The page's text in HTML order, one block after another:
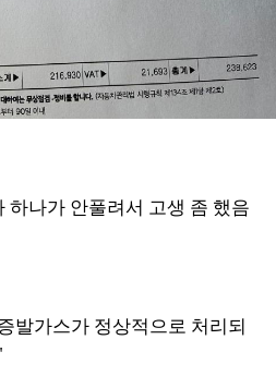
하나가 안풀려서 고생 좀 했음
발가스가 정상적으로 처리되